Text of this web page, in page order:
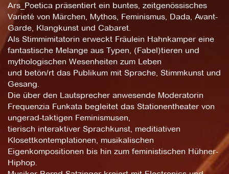
Ars_Poetica präsentiert ein buntes, zeitgenössisches
Varieté von Märchen, Mythos, Feminismus, Dada, Avant-
Garde, Klangkunst und Cabaret.
Als Stimmimitatorin erweckt Fräulein Hahnkamper eine
fantastische Melange aus Typen, (Fabel)tieren und
mythologischen Wesenheiten zum Leben
und betön/rt das Publikum mit Sprache, Stimmkunst und
Gesang.
Die über den Lautsprecher anwesende Moderatorin
Frequenzia Funkata begleitet das Stationentheater von
ungerad-taktigen Feminismusen,
tierisch interaktiver Sprachkunst, meditiativen
Klosettkontemplationen, musikalischen
Eigenkompositionen bis hin zum feministischen Hühner-
Hiphop.